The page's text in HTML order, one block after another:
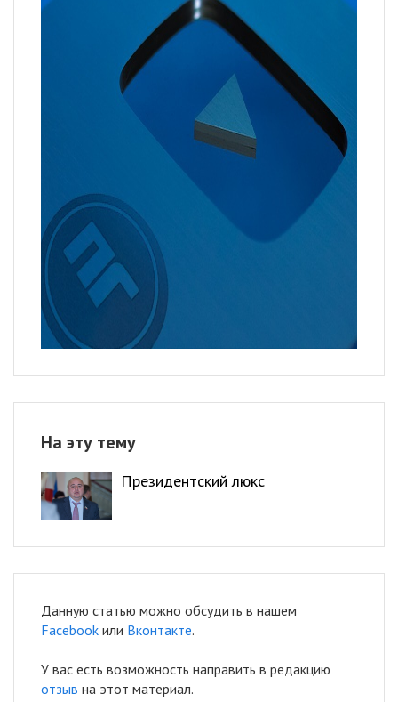
На эту тему
Президентский люкс
Данную статью можно обсудить в нашем
Facebook или Вконтакте.
У вас есть возможность направить в редакцию
отзыв на этот материал.